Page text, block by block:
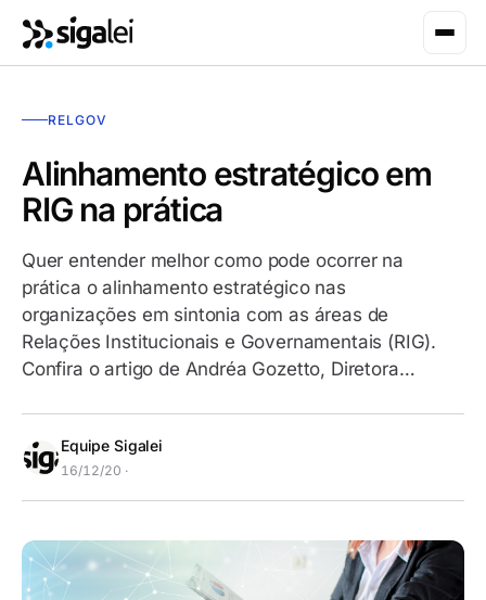
RELGOV
Alinhamento estratégico em
RIG na prática
Quer entender melhor como pode ocorrer na
prática o alinhamento estratégico nas
organizações em sintonia com as áreas de
Relações Institucionais e Governamentais (RIG).
Confira o artigo de Andréa Gozetto, Diretora…
Equipe Sigalei
16/12/20 ·